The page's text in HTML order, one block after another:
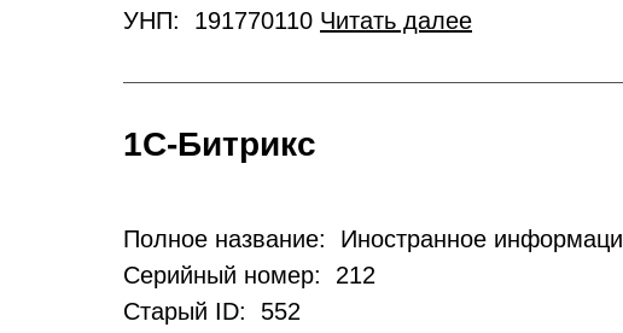
УНП: 191770110 Читать далее
1С-Битрикс
Полное название: Иностранное
Серийный номер: 212
Старый ID: 552